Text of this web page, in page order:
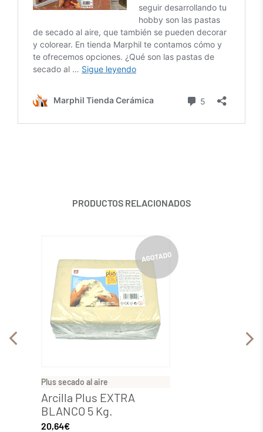
PRODUCTOS RELACIONADOS
Plus secado al aire
Arcilla Plus EXTRA
BLANCO 5 Kg.
20,64€